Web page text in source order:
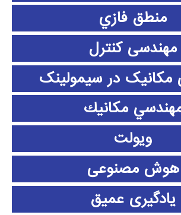
منطق فازي
مهندسی کنترل
مکانیک در سیمولینک
مكانيك
ویولت
هوش مصنوعی
یادگیری عمیق